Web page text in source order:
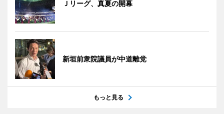
Ｊリーグ、真夏の開幕
新垣前衆院議員が中道離党
もっと見る